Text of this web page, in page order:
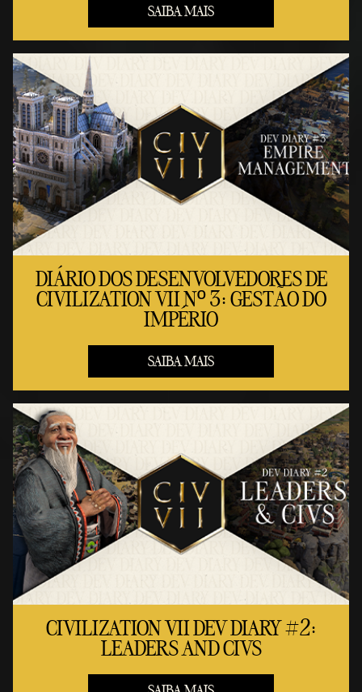
SAIBA MAIS
DIÁRIO DOS DESENVOLVEDORES DE
CIVILIZATION VII Nº 3: GESTÃO DO
IMPÉRIO
SAIBA MAIS
CIVILIZATION VII DEV DIARY #2:
LEADERS AND CIVS